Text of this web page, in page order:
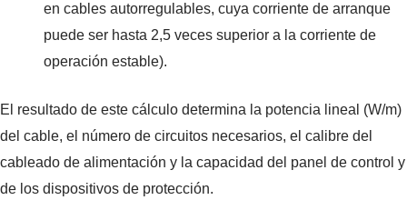
en cables autorregulables, cuya corriente de arranque
puede ser hasta 2,5 veces superior a la corriente de
operación estable).
El resultado de este cálculo determina la potencia lineal (W/m)
del cable, el número de circuitos necesarios, el calibre del
cableado de alimentación y la capacidad del panel de control y
de los dispositivos de protección.